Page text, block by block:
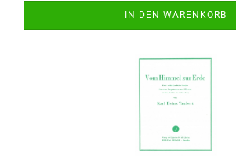
IN DEN WARENKORB